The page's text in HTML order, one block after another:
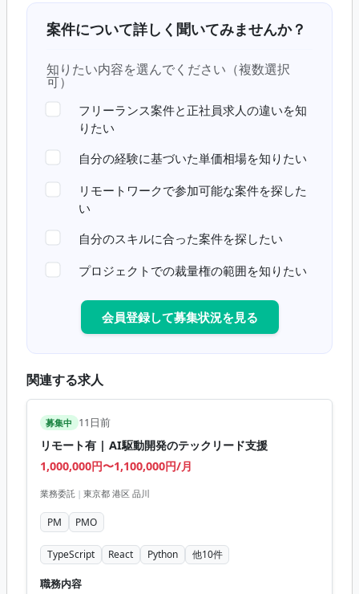
案件について詳しく聞いてみませんか？
知りたい内容を選んでください（複数選択
可）
フリーランス案件と正社員求人の違いを知
りたい
自分の経験に基づいた単価相場を知りたい
リモートワークで参加可能な案件を探した
い
自分のスキルに合った案件を探したい
プロジェクトでの裁量権の範囲を知りたい
会員登録して募集状況を見る
関連する求人
募集中 11日前
リモート有 | AI駆動開発のテックリード支援
1,000,000円〜1,100,000円/月
業務委託 | 東京都 港区 品川
PM PMO
TypeScript React Python 他10件
職務内容